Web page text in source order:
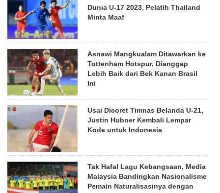
Dunia U-17 2023, Pelatih Thailand
Minta Maaf
Asnawi Mangkualam Ditawarkan ke
Tottenham Hotspur, Dianggap
Lebih Baik dari Bek Kanan Brasil
Ini
Usai Dicoret Timnas Belanda U-21,
Justin Hubner Kembali Lempar
Kode untuk Indonesia
Tak Hafal Lagu Kebangsaan, Media
Malaysia Bandingkan Nasionalisme
Pemain Naturalisasinya dengan